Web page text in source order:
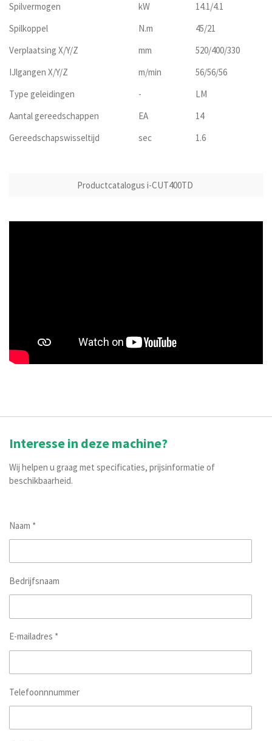
Spilvermogen
kW
14.1/4.1
Spilkoppel
N.m
45/21
Verplaatsing X/Y/Z
mm
520/400/330
IJlgangen X/Y/Z
m/min
56/56/56
Type geleidingen
-
LM
Aantal gereedschappen
EA
14
Gereedschapswisseltijd
sec 1.6
Productcatalogus i-CUT400TD
Interesse in deze machine?
Wij helpen u graag met specificaties, prijsinformatie of
beschikbaarheid.
Naam *
Bedrijfsnaam
E-mailadres *
Telefoonnnummer